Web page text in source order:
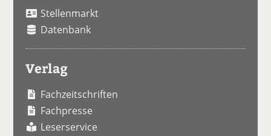
Stellenmarkt
Datenbank
Verlag
Fachzeitschriften
Fachpresse
Leserservice